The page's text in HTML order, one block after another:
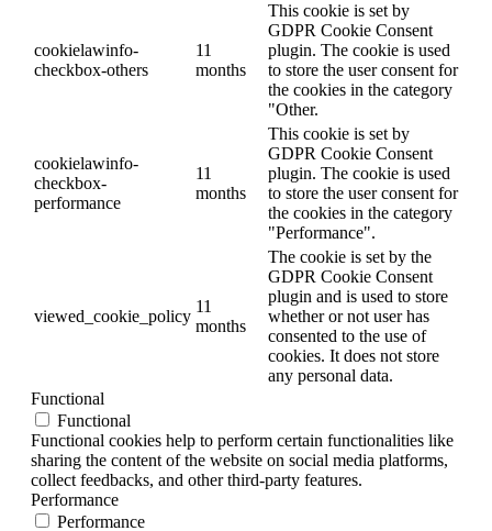
cookielawinfo-
checkbox-others
11
months
This cookie is set by
GDPR Cookie Consent
plugin. The cookie is used
to store the user consent for
the cookies in the category
"Other.
cookielawinfo-
checkbox-
performance
11
months
This cookie is set by
GDPR Cookie Consent
plugin. The cookie is used
to store the user consent for
the cookies in the category
"Performance".
viewed_cookie_policy
11
months
The cookie is set by the
GDPR Cookie Consent
plugin and is used to store
whether or not user has
consented to the use of
cookies. It does not store
any personal data.
Functional
Functional
Functional cookies help to perform certain functionalities like
sharing the content of the website on social media platforms,
collect feedbacks, and other third-party features.
Performance
Performance